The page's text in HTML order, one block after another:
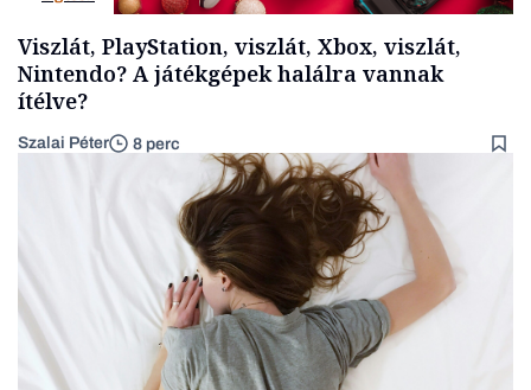
Viszlát, PlayStation, viszlát, Xbox, viszlát,
Nintendo? A játékgépek halálra vannak
ítélve?
Szalai Péter 8 perc